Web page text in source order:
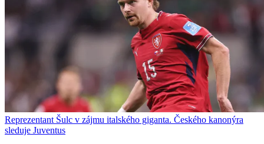
Reprezentant Šulc v zájmu italského giganta. Českého kanonýra
sleduje Juventus